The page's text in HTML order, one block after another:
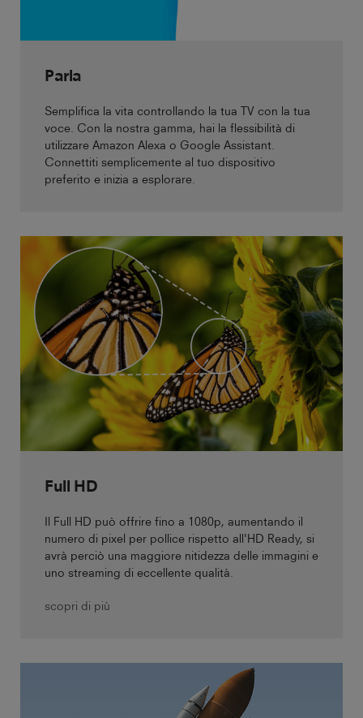
Parla
Semplifica la vita controllando la tua TV con la tua
voce. Con la nostra gamma, hai la flessibilità di
utilizzare Amazon Alexa o Google Assistant.
Connettiti semplicemente al tuo dispositivo
preferito e inizia a esplorare.
Full HD
Il Full HD può offrire fino a 1080p, aumentando il
numero di pixel per pollice rispetto all'HD Ready, si
avrà perciò una maggiore nitidezza delle immagini e
uno streaming di eccellente qualità.
scopri di più